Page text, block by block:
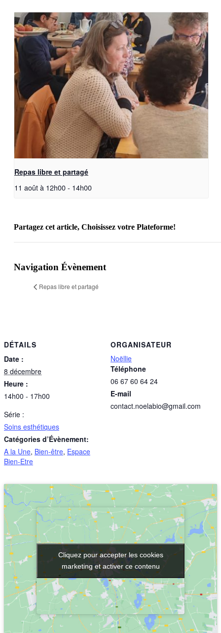
Repas libre et partagé
11 août à 12h00- 14h00
Partagez cet article, Choisissez votre Plateforme!
Navigation Évènement
Repas libre et partagé
DÉTAILS
Date :
8 décembre
Heure :
14h00 - 17h00
Série :
Soins esthétiques
Catégories d’Évènement:
A la Une, Bien-être, Espace
Bien-Etre
ORGANISATEUR
Noëllie
Téléphone
06 67 60 64 24
E-mail
contact.noelabio@gmail.com
Cliquez pour accepter les cookies
marketing et activer ce contenu
Cliquez pour accepter les cookies
marketing et activer ce contenu